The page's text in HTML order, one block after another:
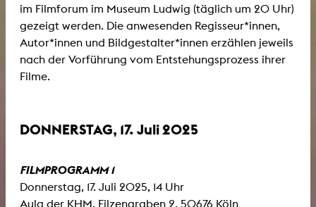
im Filmforum im Museum Ludwig (täglich um 20 Uhr)
gezeigt werden. Die anwesenden Regisseur*innen,
Autor*innen und Bildgestalter*innen erzählen jeweils
nach der Vorführung vom Entstehungsprozess ihrer
Filme.
DONNERSTAG, 17. Juli 2025
FILMPROGRAMM 1
Donnerstag, 17. Juli 2025, 14 Uhr
Aula der KHM, Filzengraben 2, 50676 Köln